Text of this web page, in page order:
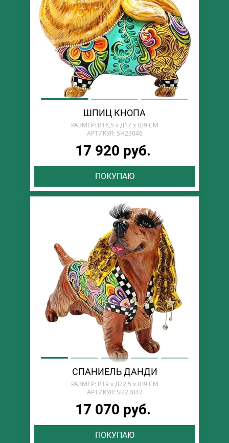
ШПИЦ КНОПА
РАЗМЕР: В16,5 х Д17 х Ш9 СМ
АРТИКУЛ: SH23046
17 920 руб.
ПОКУПАЮ
СПАНИЕЛЬ ДАНДИ
РАЗМЕР: В19 х Д22,5 х Ш9 СМ
АРТИКУЛ: SH23047
17 070 руб.
ПОКУПАЮ